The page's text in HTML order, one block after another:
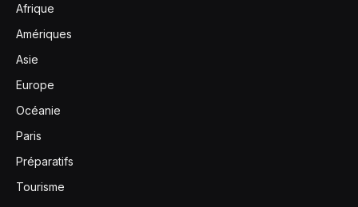
Afrique
Amériques
Asie
Europe
Océanie
Paris
Préparatifs
Tourisme